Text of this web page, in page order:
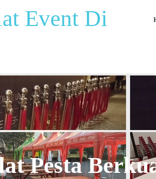
Event Di
Pesta